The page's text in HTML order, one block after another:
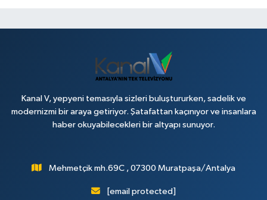
Kanal V, yepyeni temasıyla sizleri buluştururken, sadelik ve
modernizmi bir araya getiriyor. Şatafattan kaçınıyor ve insanlara
haber okuyabilecekleri bir altyapı sunuyor.
Mehmetçik mh.69C , 07300 Muratpaşa/Antalya
[email protected]